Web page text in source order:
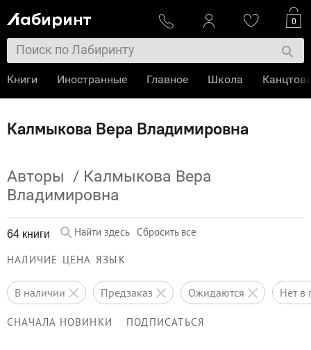
Калмыкова Вера Владимировна
Авторы / Калмыкова Вера
Владимировна
64 книги Найти здесь Сбросить все
НАЛИЧИЕ ЦЕНА ЯЗЫК
в наличии предзаказ ожидаются нет
СНАЧАЛА НОВИНКИ ПОДПИСАТЬСЯ
0
Книги Иностранные Главное Школа